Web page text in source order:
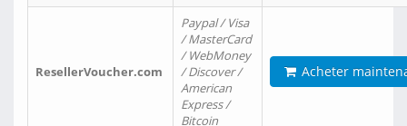
ResellerVoucher.com
Paypal / Visa
/ MasterCard
/ WebMoney
/ Discover /
American
Express /
Bitcoin
Acheter